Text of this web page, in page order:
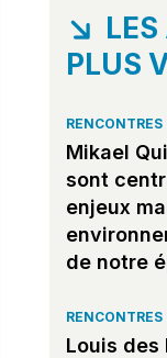
PLUS
RENCONTRES
Mikael
sont
enjeux
de notre
RENCONTRES
Louis des